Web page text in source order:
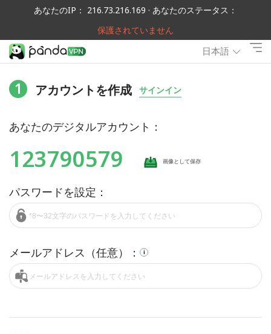
あなたのIP： 216.73.216.169 · あなたのステータス：
保護されていません
日本語
1 アカウントを作成 サインイン
あなたのデジタルアカウント：
123790579 画像として保存
パスワードを設定：
メールアドレス（任意）： i